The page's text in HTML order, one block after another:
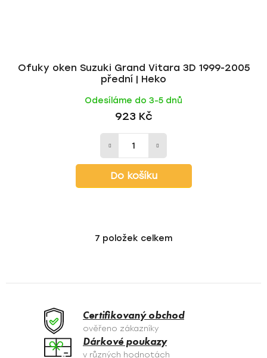
Ofuky oken Suzuki Grand Vitara 3D 1999-2005
přední | Heko
Odesíláme do 3-5 dnů
923 Kč
Do košíku
O
á
c
í
p
7 položek celkem
Certifikovaný obchod
ověřeno zákazníky
Dárkové poukazy
v různých hodnotách